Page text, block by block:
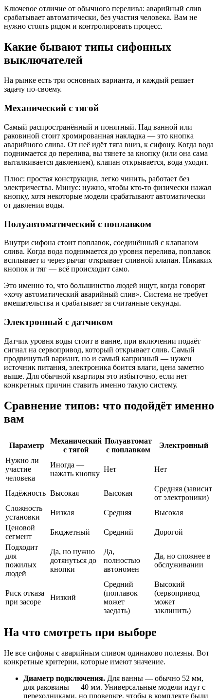
Ключевое отличие от обычного перелива: аварийный слив
срабатывает автоматически, без участия человека. Вам не
нужно стоять рядом и контролировать процесс.
Какие бывают типы сифонных
выключателей
На рынке есть три основных варианта, и каждый решает
задачу по-своему.
Механический с тягой
Самый распространённый и понятный. Над ванной или
раковиной стоит хромированная накладка — это кнопка
аварийного слива. От неё идёт тяга вниз, к сифону. Когда вода
поднимается до перелива, вы тянете за кнопку (или она сама
выталкивается давлением), клапан открывается, вода уходит.
Плюс: простая конструкция, легко чинить, работает без
электричества. Минус: нужно, чтобы кто-то физически нажал
кнопку, хотя некоторые модели срабатывают автоматически
от давления воды.
Полуавтоматический с поплавком
Внутри сифона стоит поплавок, соединённый с клапаном
слива. Когда вода поднимается до уровня перелива, поплавок
всплывает и через рычаг открывает сливной клапан. Никаких
кнопок и тяг — всё происходит само.
Это именно то, что большинство людей ищут, когда говорят
«хочу автоматический аварийный слив». Система не требует
вмешательства и срабатывает за считанные секунды.
Электронный с датчиком
Датчик уровня воды стоит в ванне, при включении подаёт
сигнал на сервопривод, который открывает слив. Самый
продвинутый вариант, но и самый капризный — нужен
источник питания, электроника боится влаги, цена заметно
выше. Для обычной квартиры это избыточно, если нет
конкретных причин ставить именно такую систему.
Сравнение типов: что подойдёт именно
вам
Параметр
Механический
с тягой
Полуавтомат
с поплавком
Электронный
Нужно ли
участие
человека
Иногда —
нажать кнопку
Нет Нет
Надёжность Высокая Высокая
Средняя (зависит
от электроники)
Сложность
установки
Низкая Средняя
Высокая
Ценовой
сегмент
Бюджетный Средний
Дорогой
Подходит
для
пожилых
людей
Да, но нужно
дотянуться до
кнопки
Да,
полностью
автономен
Да, но сложнее в
обслуживании
Риск отказа
при засоре
Низкий
Средний
(поплавок
может
заедать)
Высокий
(сервопривод
может
заклинить)
На что смотреть при выборе
Не все сифоны с аварийным сливом одинаково полезны. Вот
конкретные критерии, которые имеют значение.
Диаметр подключения. Для ванны — обычно 52 мм,
для раковины — 40 мм. Универсальные модели идут с
переходниками, но проверьте, чтобы в комплекте были